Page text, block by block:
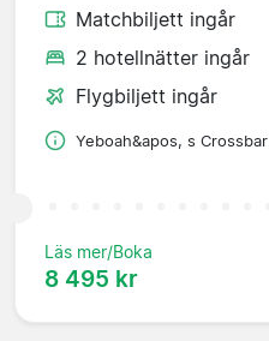
Matchbiljett ingår
2 hotellnätter ingår
Flygbiljett ingår
Yeboah&apos, s Crossbar
Läs mer/Boka
8 495 kr